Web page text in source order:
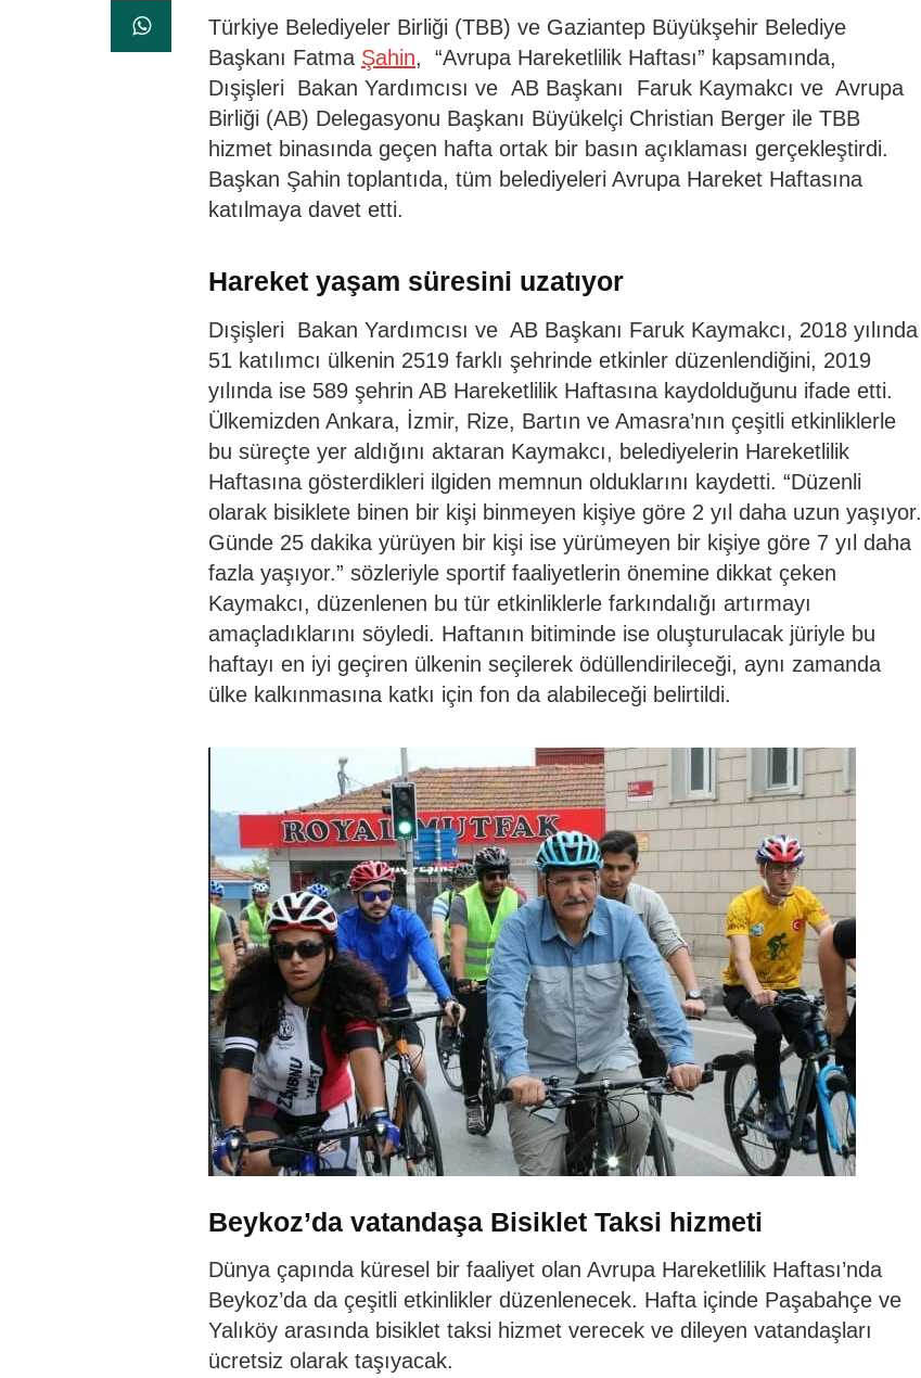
Türkiye Belediyeler Birliği (TBB) ve Gaziantep Büyükşehir Belediye
Başkanı Fatma Şahin, “Avrupa Hareketlilik Haftası” kapsamında,
Dışişleri Bakan Yardımcısı ve AB Başkanı Faruk Kaymakcı ve Avrupa
Birliği (AB) Delegasyonu Başkanı Büyükelçi Christian Berger ile TBB
hizmet binasında geçen hafta ortak bir basın açıklaması gerçekleştirdi.
Başkan Şahin toplantıda, tüm belediyeleri Avrupa Hareket Haftasına
katılmaya davet etti.
Hareket yaşam süresini uzatıyor
Dışişleri Bakan Yardımcısı ve AB Başkanı Faruk Kaymakcı, 2018 yılında
51 katılımcı ülkenin 2519 farklı şehrinde etkinler düzenlendiğini, 2019
yılında ise 589 şehrin AB Hareketlilik Haftasına kaydolduğunu ifade etti.
Ülkemizden Ankara, İzmir, Rize, Bartın ve Amasra’nın çeşitli etkinliklerle
bu süreçte yer aldığını aktaran Kaymakcı, belediyelerin Hareketlilik
Haftasına gösterdikleri ilgiden memnun olduklarını kaydetti. “Düzenli
olarak bisiklete binen bir kişi binmeyen kişiye göre 2 yıl daha uzun yaşıyor.
Günde 25 dakika yürüyen bir kişi ise yürümeyen bir kişiye göre 7 yıl daha
fazla yaşıyor.” sözleriyle sportif faaliyetlerin önemine dikkat çeken
Kaymakcı, düzenlenen bu tür etkinliklerle farkındalığı artırmayı
amaçladıklarını söyledi. Haftanın bitiminde ise oluşturulacak jüriyle bu
haftayı en iyi geçiren ülkenin seçilerek ödüllendirileceği, aynı zamanda
ülke kalkınmasına katkı için fon da alabileceği belirtildi.
Beykoz’da vatandaşa Bisiklet Taksi hizmeti
Dünya çapında küresel bir faaliyet olan Avrupa Hareketlilik Haftası’nda
Beykoz’da da çeşitli etkinlikler düzenlenecek. Hafta içinde Paşabahçe ve
Yalıköy arasında bisiklet taksi hizmet verecek ve dileyen vatandaşları
ücretsiz olarak taşıyacak.